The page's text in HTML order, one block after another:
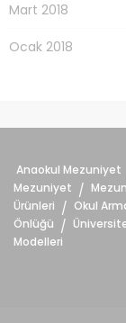
Mart 2018
Ocak 2018
Anaokul Mezuniyet
Mezuniyet /
Ürünleri / Okul
Önlüğü /
Modelleri